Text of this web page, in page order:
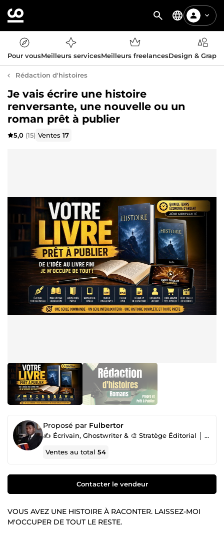
Pour vousMeilleurs servicesMeilleurs freelancesDesign &
Rédaction d'histoires
Je vais écrire une histoire
renversante, une nouvelle ou un
roman prêt à publier
5,0 (15) Ventes17
Proposé par Fulbertor
✍️ Écrivain, Ghostwriter & 🎨 Stratège Éditorial │ ⭐ 50 Avis...
Ventes au total54
Contacter le vendeur
VOUS AVEZ UNE HISTOIRE À RACONTER. LAISSEZ-MOI
M'OCCUPER DE TOUT LE RESTE.